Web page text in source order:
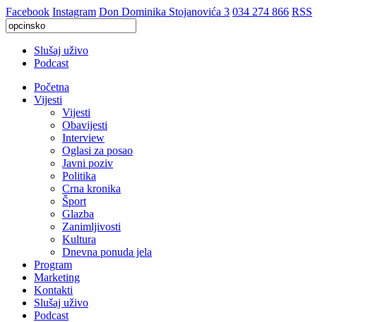
Facebook Instagram Don Dominika Stojanovića 3 034 274 866 RSS
Slušaj uživo
Podcast
Početna
Vijesti
Vijesti
Obavijesti
Interview
Oglasi za posao
Javni poziv
Politika
Crna kronika
Šport
Glazba
Zanimljivosti
Kultura
Dnevna ponuda jela
Program
Marketing
Kontakti
Slušaj uživo
Podcast